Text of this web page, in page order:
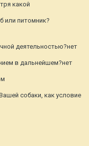
какой
или питомник?
деятельностью?нет
в дальнейшем?нет
собаки, как условие